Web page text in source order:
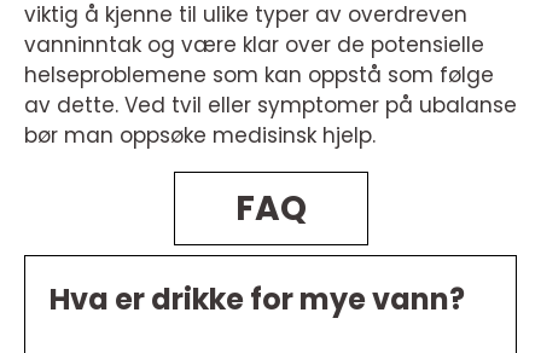
viktig å kjenne til ulike typer av overdreven
vanninntak og være klar over de potensielle
helseproblemene som kan oppstå som følge
av dette. Ved tvil eller symptomer på ubalanse
bør man oppsøke medisinsk hjelp.
FAQ
Hva er drikke for mye vann?